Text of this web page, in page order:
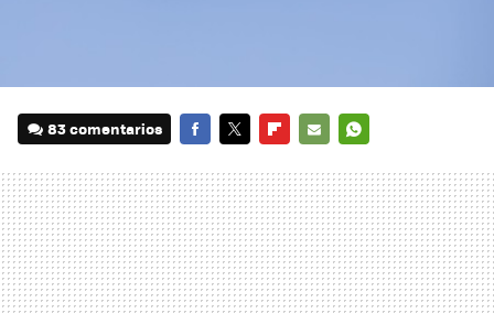
83 comentarios
MAIL